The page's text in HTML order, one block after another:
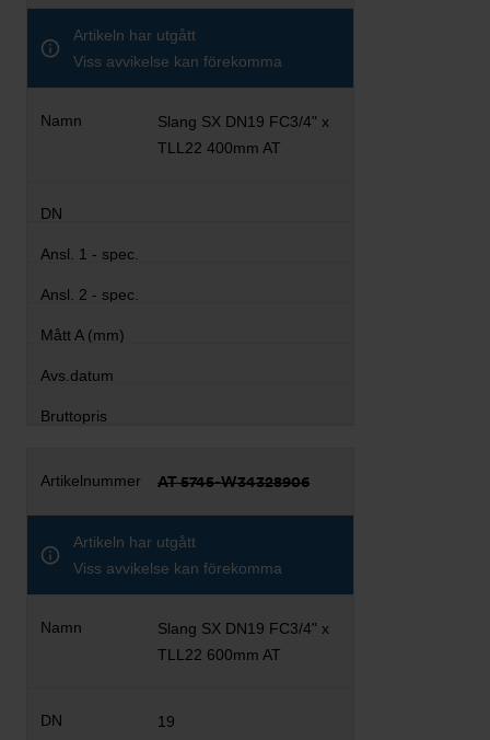
Artikeln har utgått
Viss avvikelse kan förekomma
Slang SX DN19 FC3/4" x
TLL22 400mm AT
AT 5745-W34328906
Artikeln har utgått
Viss avvikelse kan förekomma
Slang SX DN19 FC3/4" x
TLL22 600mm AT
19